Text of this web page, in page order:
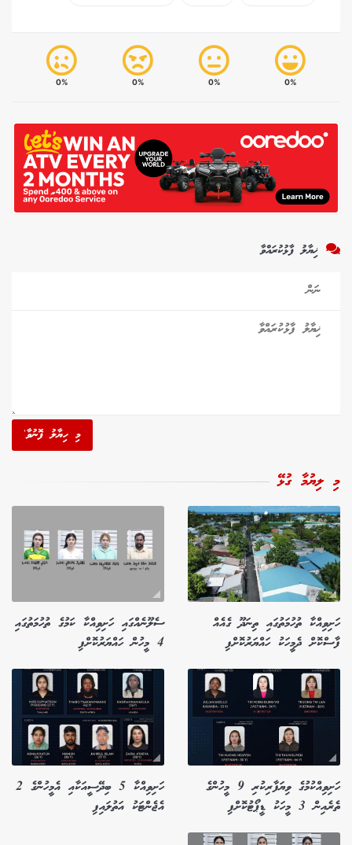
0%
0%
0%
0%
ޚިޔާލު ފާޅުކުރައްވާ
މި ހިޔާލު ފޮނުވާ'
މި ލިޔުމާ ގުޅޭ
ހަށިވިއްކާ ތުހުމަތުގައި ތިނަދޫ ގެއެއް
ފާސްކޮށް ދެމީހަކު ހައްޔަރުކޮށްފި
ސެލޫނެއްގައި ހަށިވިއްކާ ކަމުގެ ތުހުމަތުގައި
4 މީހުން ހައްޔަރުކޮށްފި
ހަށިވިއްކުމުގެ ވިޔަފާރިކުރި 9 މީހުންގެ
ތެރެއިން 3 މީހަކު ޑީޕޯޓުކޮށްފި
ހަށިވިއްކާ 5 ބިދޭސީއަކާއި އެމީހުންގެ 2
އެޖެންޓަކު އަތުލައިފި